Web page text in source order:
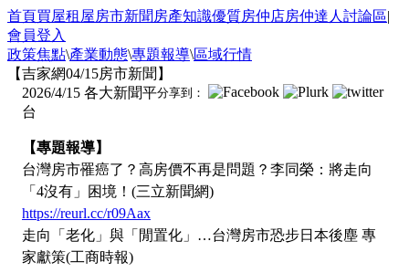
首頁買屋租屋房市新聞 房產知識優質房仲店房仲達人 討論區|
會員登入
政策焦點\產業動態\專題報導\區域行情
【吉家網04/15房市新聞】
分享到：
2026/4/15 各大新聞平
台
【專題報導】
台灣房市罹癌了？高房價不再是問題？李同榮：將走向
「4沒有」困境！(三立新聞網)
https://reurl.cc/r09Aax
走向「老化」與「閒置化」…台灣房市恐步日本後塵 專
家獻策(工商時報)